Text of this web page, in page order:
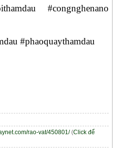
#congnghenano
#phaoquaythamdau
rao-vat/450801/(Click để